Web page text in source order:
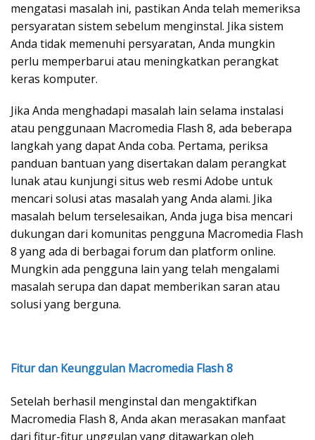
mengatasi masalah ini, pastikan Anda telah memeriksa
persyaratan sistem sebelum menginstal. Jika sistem
Anda tidak memenuhi persyaratan, Anda mungkin
perlu memperbarui atau meningkatkan perangkat
keras komputer.
Jika Anda menghadapi masalah lain selama instalasi
atau penggunaan Macromedia Flash 8, ada beberapa
langkah yang dapat Anda coba. Pertama, periksa
panduan bantuan yang disertakan dalam perangkat
lunak atau kunjungi situs web resmi Adobe untuk
mencari solusi atas masalah yang Anda alami. Jika
masalah belum terselesaikan, Anda juga bisa mencari
dukungan dari komunitas pengguna Macromedia Flash
8 yang ada di berbagai forum dan platform online.
Mungkin ada pengguna lain yang telah mengalami
masalah serupa dan dapat memberikan saran atau
solusi yang berguna.
Fitur dan Keunggulan Macromedia Flash 8
Setelah berhasil menginstal dan mengaktifkan
Macromedia Flash 8, Anda akan merasakan manfaat
dari fitur-fitur unggulan yang ditawarkan oleh